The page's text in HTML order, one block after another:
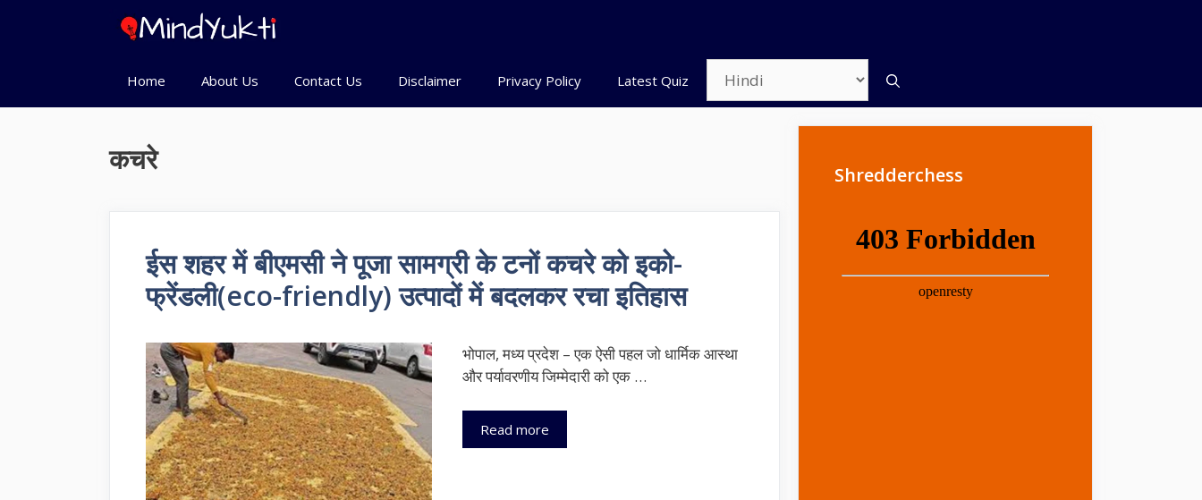
Home About Us Contact Us Disclaimer Privacy Policy Latest Quiz
कचरे
ईस शहर में बीएमसी ने पूजा सामग्री के टनों कचरे को इको-
फ्रेंडली(eco-friendly) उत्पादों में बदलकर रचा इतिहास
भोपाल, मध्य प्रदेश – एक ऐसी पहल जो धार्मिक आस्था
और पर्यावरणीय जिम्मेदारी को एक …
Read more
शहर
Shredderchess